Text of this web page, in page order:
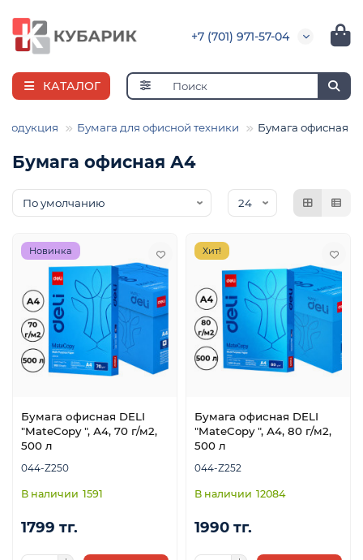
+7 (701) 971-57-04
КАТАЛОГ
Бумага для офисной техники Бумага офисная
Бумага офисная А4
Новинка
Бумага офисная DELI
"MateCopy ", А4, 70 г/м2,
500 л
044-Z250
1591
1799 тг.
Хит!
Бумага офисная DELI
"MateCopy ", А4, 80 г/м2,
500 л
044-Z252
12084
1990 тг.